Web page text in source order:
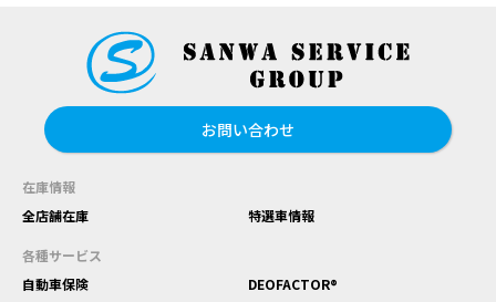
お問い合わせ
在庫情報
全店舗在庫
特選車情報
各種サービス
自動車保険
DEOFACTOR®